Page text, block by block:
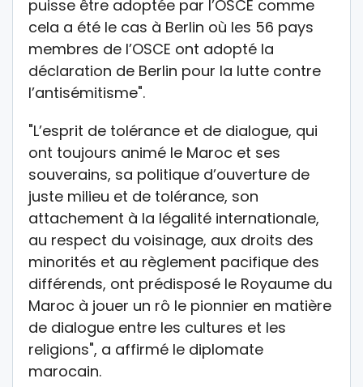
puisse être adoptée par l’OSCE comme
cela a été le cas à Berlin où les 56 pays
membres de l’OSCE ont adopté la
déclaration de Berlin pour la lutte contre
l’antisémitisme".
"L’esprit de tolérance et de dialogue, qui
ont toujours animé le Maroc et ses
souverains, sa politique d’ouverture de
juste milieu et de tolérance, son
attachement à la légalité internationale,
au respect du voisinage, aux droits des
minorités et au règlement pacifique des
différends, ont prédisposé le Royaume du
Maroc à jouer un rô le pionnier en matière
de dialogue entre les cultures et les
religions", a affirmé le diplomate
marocain.